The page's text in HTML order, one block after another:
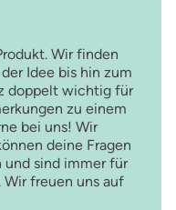
Wir finden
Idee bis hin zum
doppelt wichtig für
zu einem
bei uns! Wir
deine Fragen
und sind immer für
freuen uns auf